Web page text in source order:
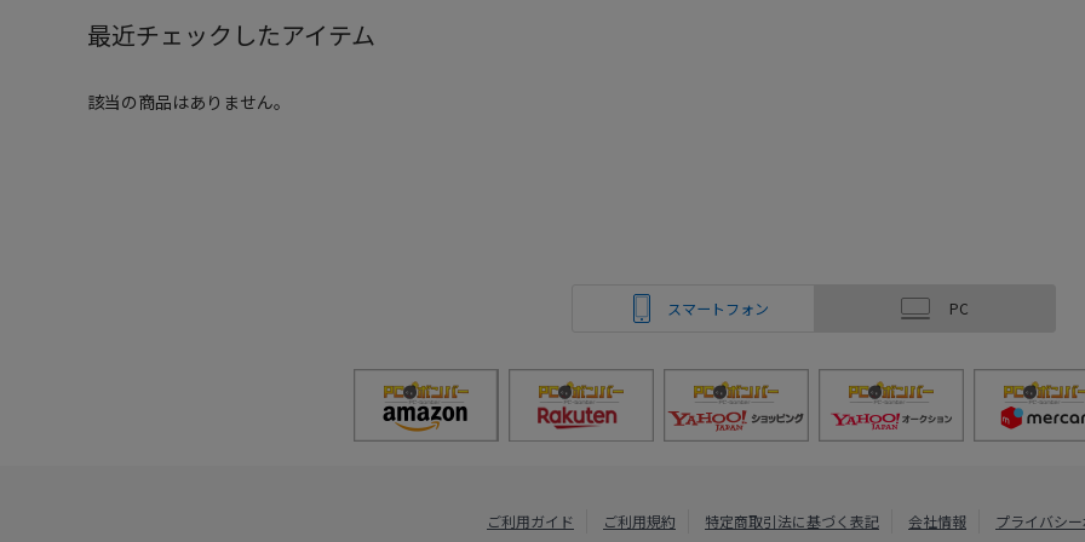
最近チェックしたアイテム
該当の商品はありません。
スマートフォン PC
ご利用ガイド ご利用規約 特定商取引法に基づく表記 会社情報 プライバシ